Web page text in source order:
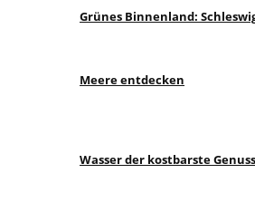
Grünes Binnenland:
Meere entdecken
Wasser der kostbarste